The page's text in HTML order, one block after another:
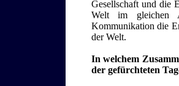
Gesellschaft und die
Welt im gleichen
Kommunikation die
der Welt.
In welchem
der gefürchteten